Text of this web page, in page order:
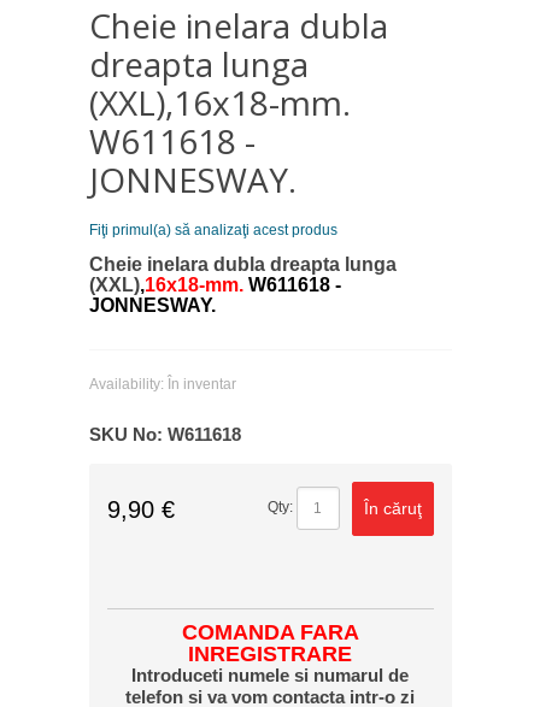
Cheie inelara dubla
dreapta lunga
(XXL),16x18-mm.
W611618 -
JONNESWAY.
Fiţi primul(a) să analizaţi acest produs
Cheie inelara dubla dreapta lunga
(XXL),16x18-mm. W611618 -
JONNESWAY.
Availability: În inventar
SKU No: W611618
9,90 € Qty: În căruţ
COMANDA FARA
INREGISTRARE
Introduceti numele si numarul de
telefon si va vom contacta intr-o zi